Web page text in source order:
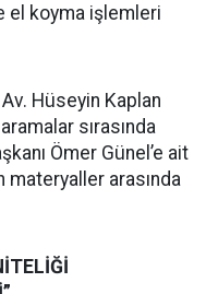
el koyma işlemleri
Hüseyin Kaplan
sırasında
Ömer Günel’e ait
materyaller arasında